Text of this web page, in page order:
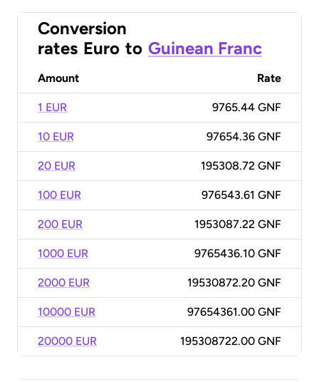
Conversion
rates Euro to Guinean Franc
Amount Rate
1 EUR 9765.44 GNF
10 EUR 97654.36 GNF
20 EUR 195308.72 GNF
100 EUR 976543.61 GNF
200 EUR 1953087.22 GNF
1000 EUR 9765436.10 GNF
2000 EUR 19530872.20 GNF
10000 EUR 97654361.00 GNF
20000 EUR 195308722.00 GNF